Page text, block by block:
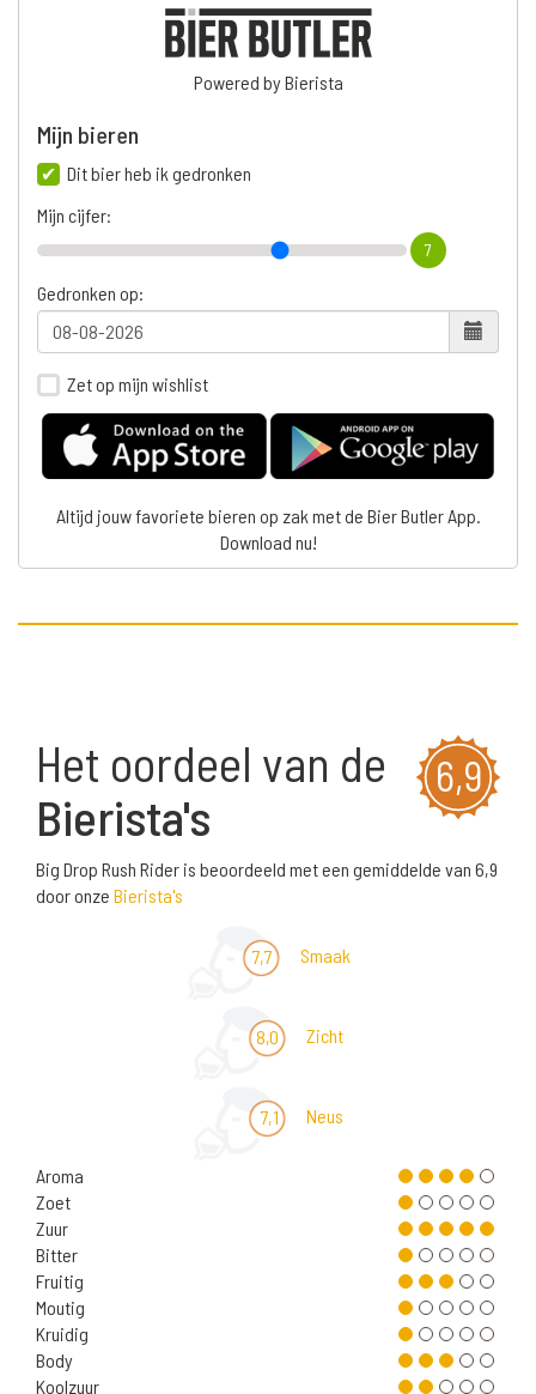
Powered by Bierista
Mijn bieren
Dit bier heb ik gedronken
Mijn cijfer:
7
Gedronken op:
Zet op mijn wishlist
Altijd jouw favoriete bieren op zak met de Bier Butler App.
Download nu!
6,9
Het oordeel van de
Bierista's
Big Drop Rush Rider is beoordeeld met een gemiddelde van 6,9
door onze Bierista's
7,7 Smaak
8,0 Zicht
7,1 Neus
Aroma
Zoet
Zuur
Bitter
Fruitig
Moutig
Kruidig
Body
Koolzuur